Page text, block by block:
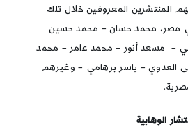
المنتشرين المعروفين خلال تلك
في مصر، محمد حسان – محمد حسين
– مسعد أنور – محمد عامر – محمد
العدوي – ياسر برهامي – وغيرهم
الوهابية